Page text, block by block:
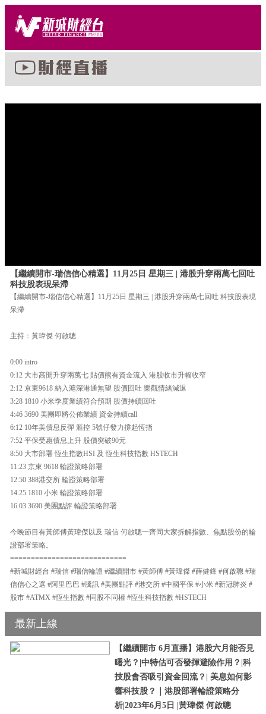
【繼續開市-瑞信信心精選】11月25日 星期三 | 港股升穿兩萬七回吐
科技股表現呆滯
【繼續開市-瑞信信心精選】11月25日 星期三 | 港股升穿兩萬七回吐 科技股表現
呆滯
主持：黃瑋傑 何啟聰
0:00 intro
0:12 大市高開升穿兩萬七 貼價熊有資金流入 港股收市升幅收窄
2:12 京東9618 納入滬深港通無望 股價回吐 樂觀情緒減退
3:28 1810 小米季度業績符合預期 股價持續回吐
4:46 3690 美團即將公佈業績 資金持續call
6:12 10年美債息反彈 滙控 5號仔發力撐起恆指
7:52 平保受惠債息上升 股價突破90元
8:50 大市部署 恆生指數HSI 及 恆生科技指數 HSTECH
11:23 京東 9618 輪證策略部署
12:50 388港交所 輪證策略部署
14:25 1810 小米 輪證策略部署
16:03 3690 美團點評 輪證策略部署
今晚節目有黃師傅黃瑋傑以及 瑞信 何啟聰一齊同大家拆解指數、焦點股份的輪
證部署策略。
============================
#新城財經台 #瑞信 #瑞信輪證 #繼續開市 #黃師傅 #黃瑋傑 #薛健鋒 #何啟聰 #瑞
信信心之選 #阿里巴巴 #騰訊 #美團點評 #港交所 #中國平保 #小米 #新冠肺炎 #
股市 #ATMX #恆生指數 #同股不同權 #恆生科技指數 #HSTECH
最新上線
【繼續開市 6月直播】港股六月能否見
曙光？|中特估可否發揮避險作用？|科
技股會否吸引資金回流？| 美息如何影
響科技股？｜港股部署輪證策略分
析|2023年6月5日 |黃瑋傑 何啟聰